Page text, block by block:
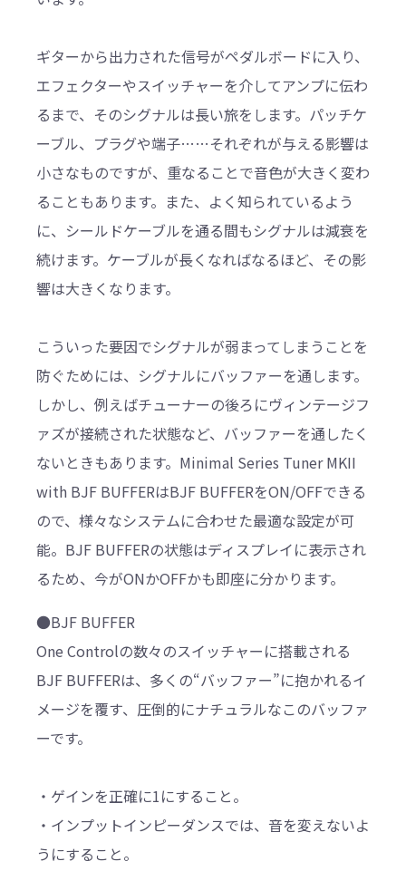
ギターから出力された信号がペダルボードに入り、
エフェクターやスイッチャーを介してアンプに伝わ
るまで、そのシグナルは長い旅をします。パッチケ
ーブル、プラグや端子……それぞれが与える影響は
小さなものですが、重なることで音色が大きく変わ
ることもあります。また、よく知られているよう
に、シールドケーブルを通る間もシグナルは減衰を
続けます。ケーブルが長くなればなるほど、その影
響は大きくなります。
こういった要因でシグナルが弱まってしまうことを
防ぐためには、シグナルにバッファーを通します。
しかし、例えばチューナーの後ろにヴィンテージフ
ァズが接続された状態など、バッファーを通したく
ないときもあります。Minimal Series Tuner MKII
with BJF BUFFERはBJF BUFFERをON/OFFできる
ので、様々なシステムに合わせた最適な設定が可
能。BJF BUFFERの状態はディスプレイに表示され
るため、今がONかOFFかも即座に分かります。
●BJF BUFFER
One Controlの数々のスイッチャーに搭載される
BJF BUFFERは、多くの“バッファー”に抱かれるイ
メージを覆す、圧倒的にナチュラルなこのバッファ
ーです。
・ゲインを正確に1にすること。
・インプットインピーダンスでは、音を変えないよ
うにすること。